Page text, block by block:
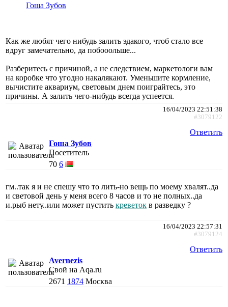
Гоша Зубов
Как же любят чего нибудь залить эдакого, чтоб стало все
вдруг замечательно, да побооольше...
Разберитесь с причиной, а не следствием, маркетологи вам
на коробке что угодно накалякают. Уменьшите кормление,
вычистите аквариум, световым днем поиграйтесь, это
причины. А залить чего-нибудь всегда успеется.
16/04/2023 22:51:38
#3079122
Ответить
Гоша Зубов
Посетитель
70 6
гм..так я и не спешу что то лить-но вещь по моему хвалят..да
и световой день у меня всего 8 часов и то не полных..да
и.рыб нету..или может пустить креветок в разведку ?
16/04/2023 22:57:31
#3079124
Ответить
Avernezis
Свой на Aqa.ru
2671 1874 Москва